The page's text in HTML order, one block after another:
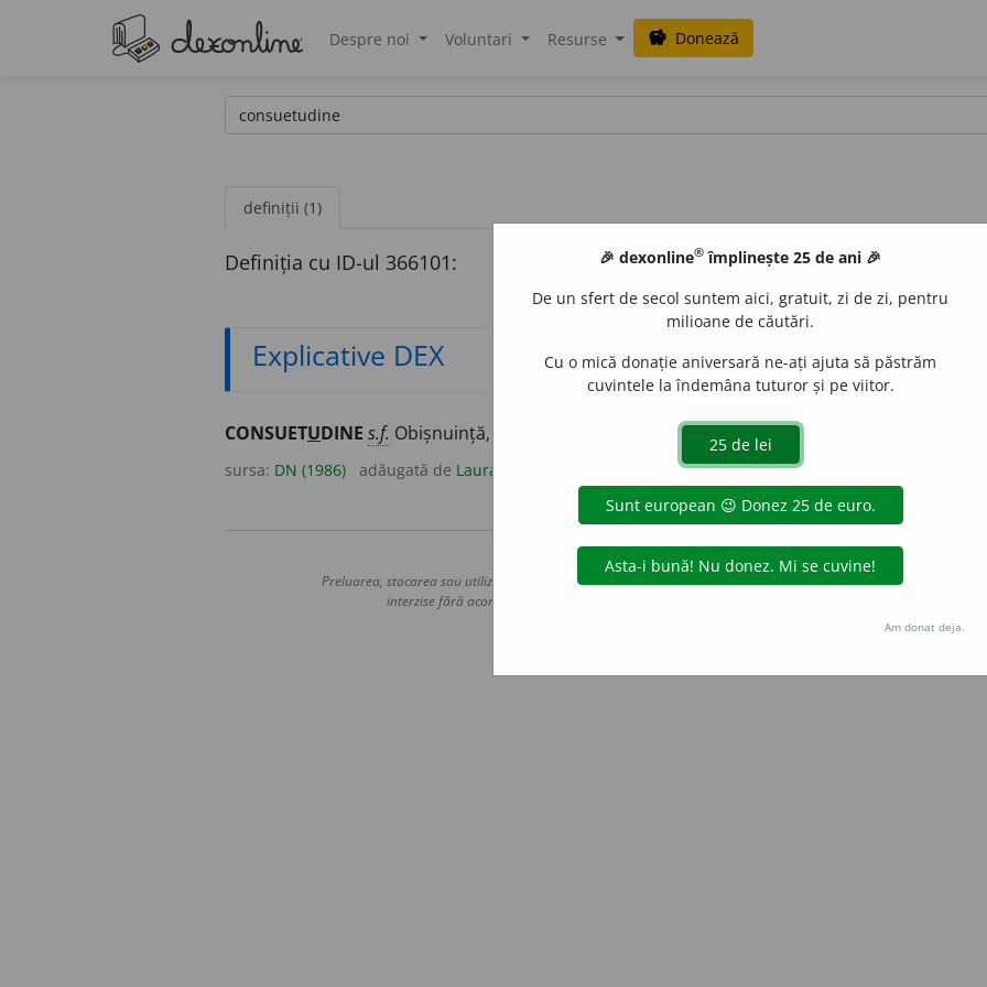
Despre noi Voluntari Resurse savings Donează
definiții (1)
Definiția cu ID-ul 366101:
Explicative DEX
CONSUETUDINE s.f. Obișnuință, obicei, deprindere; uz, datină. [<lat.consuetudo,
sursa: DN (1986) adăugată de LauraGellner
Copyright © 2004-2026 dexonline (https://dexonline.ro)
Preluarea, stocarea sau utilizarea datelor de pe acest site, inclusiv prin orice metode de extragere automată
interzise fără acordul nostru prealabil scris, cu excepția seturilor de date oferite oficial spre utilizare
Hosterion
🎉 dexonline® împlinește 25 de ani 🎉
De un sfert de secol suntem aici, gratuit, zi de zi, pentru
milioane de căutări.
Cu o mică donație aniversară ne-ați ajuta să păstrăm
cuvintele la îndemâna tuturor și pe viitor.
Am donat deja.